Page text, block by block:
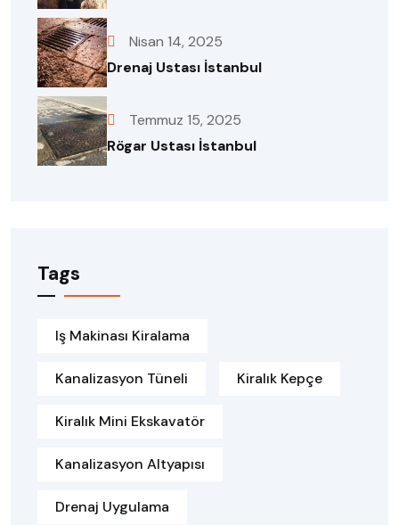
Nisan 14, 2025
Drenaj Ustası İstanbul
Temmuz 15, 2025
Rögar Ustası İstanbul
Tags
Iş Makinası Kiralama
Kanalizasyon Tüneli Kiralık Kepçe
Kiralık Mini Ekskavatör
Kanalizasyon Altyapısı
Drenaj Uygulama